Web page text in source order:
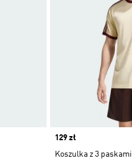
Price
129 zł
Koszulka z 3 paskami